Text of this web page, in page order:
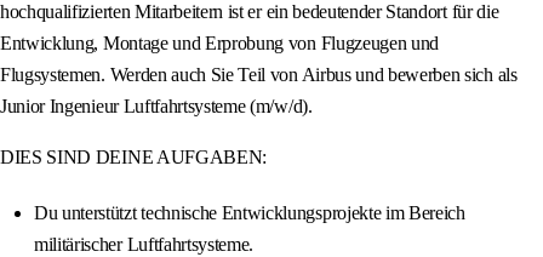
hochqualifizierten Mitarbeitern ist er ein bedeutender Standort für die
Entwicklung, Montage und Erprobung von Flugzeugen und
Flugsystemen. Werden auch Sie Teil von Airbus und bewerben sich als
Junior Ingenieur Luftfahrtsysteme (m/w/d).
DIES SIND DEINE AUFGABEN:
Du unterstützt technische Entwicklungsprojekte im Bereich
militärischer Luftfahrtsysteme.